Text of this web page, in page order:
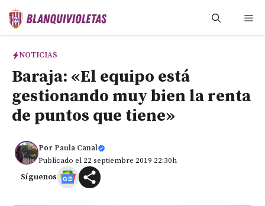
Saltar
NOTICIAS
Baraja: «El equipo está
gestionando muy bien la renta
de puntos que tiene»
Por Paula Canal
Publicado el 22 septiembre 2019 22:30h
Síguenos